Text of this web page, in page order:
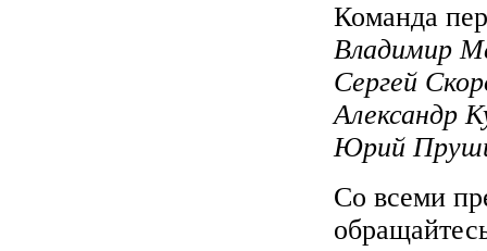
Команда
Владимир
Сергей
Александр
Юрий
Со всеми